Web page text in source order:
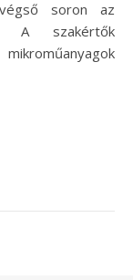
soron az
A szakértők